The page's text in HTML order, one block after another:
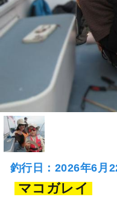
釣行日：2026年6月
マコガレイ